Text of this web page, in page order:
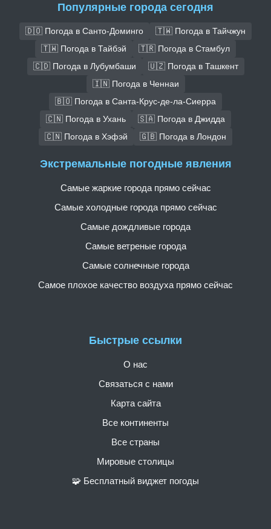
Популярные города сегодня
🇩🇴 Погода в Санто-Доминго
🇹🇼 Погода в Тайчжун
🇹🇼 Погода в Тайбэй
🇹🇷 Погода в Стамбул
🇨🇩 Погода в Лубумбаши
🇺🇿 Погода в Ташкент
🇮🇳 Погода в Ченнаи
🇧🇴 Погода в Санта-Крус-де-ла-Сиерра
🇨🇳 Погода в Ухань
🇸🇦 Погода в Джидда
🇨🇳 Погода в Хэфэй
🇬🇧 Погода в Лондон
Быстрые ссылки
О нас
Связаться с нами
Карта сайта
Все континенты
Все страны
Мировые столицы
🧩 Бесплатный виджет погоды
Экстремальные погодные явления
Самые жаркие города прямо сейчас
Самые холодные города прямо сейчас
Самые дождливые города
Самые ветреные города
Самые солнечные города
Самое плохое качество воздуха прямо сейчас